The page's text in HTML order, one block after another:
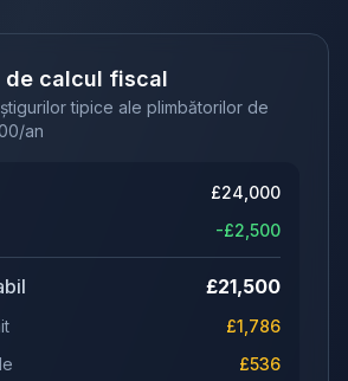
de calcul fiscal
tipice ale plimbătorilor de
/an
£24,000
-£2,500
£21,500
£1,786
£536